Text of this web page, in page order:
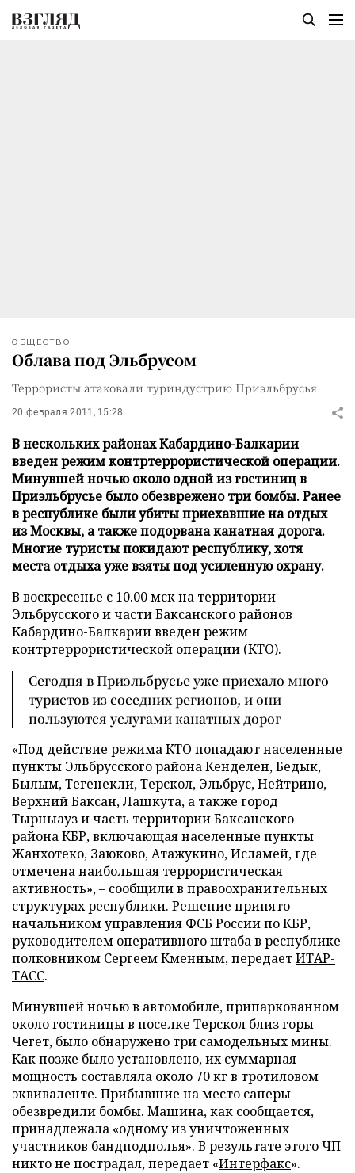
ОБЩЕСТВО
Облава под Эльбрусом
Террористы атаковали туриндустрию Приэльбрусья
20 февраля 2011, 15:28
В нескольких районах Кабардино-Балкарии
введен режим контртеррористической операции.
Минувшей ночью около одной из гостиниц в
Приэльбрусье было обезврежено три бомбы. Ранее
в республике были убиты приехавшие на отдых
из Москвы, а также подорвана канатная дорога.
Многие туристы покидают республику, хотя
места отдыха уже взяты под усиленную охрану.
В воскресенье с 10.00 мск на территории
Эльбрусского и части Баксанского районов
Кабардино-Балкарии введен режим
контртеррористической операции (КТО).
Сегодня в Приэльбрусье уже приехало много
туристов из соседних регионов, и они
пользуются услугами канатных дорог
«Под действие режима КТО попадают населенные
пункты Эльбрусского района Кенделен, Бедык,
Былым, Тегенекли, Терскол, Эльбрус, Нейтрино,
Верхний Баксан, Лашкута, а также город
Тырныауз и часть территории Баксанского
района КБР, включающая населенные пункты
Жанхотеко, Заюково, Атажукино, Исламей, где
отмечена наибольшая террористическая
активность», – сообщили в правоохранительных
структурах республики. Решение принято
начальником управления ФСБ России по КБР,
руководителем оперативного штаба в республике
полковником Сергеем Кменным, передаетИТАР-
ТАСС.
Минувшей ночью в автомобиле, припаркованном
около гостиницы в поселке Терскол близ горы
Чегет, было обнаружено три самодельных мины.
Как позже было установлено, их суммарная
мощность составляла около 70 кг в тротиловом
эквиваленте. Прибывшие на место саперы
обезвредили бомбы. Машина, как сообщается,
принадлежала «одному из уничтоженных
участников бандподполья». В результате этого ЧП
никто не пострадал, передает «Интерфакс».